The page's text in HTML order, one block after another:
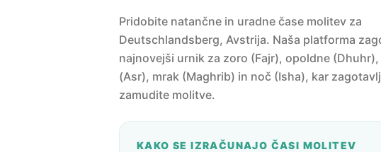
Pridobite natančne in uradne čase molitev za
Deutschlandsberg, Avstrija. Naša platforma
najnovejši urnik za zoro (Fajr), opoldne
(Asr), mrak (Maghrib) in noč (Isha), kar
zamudite molitve.
KAKO SE IZRAČUNAJO ČASI MOLITEV